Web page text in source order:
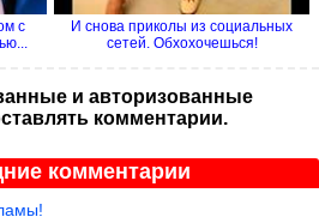
с
И снова приколы из социальных
сетей. Обхохочешься!
и авторизованные
комментарии.
комментарии